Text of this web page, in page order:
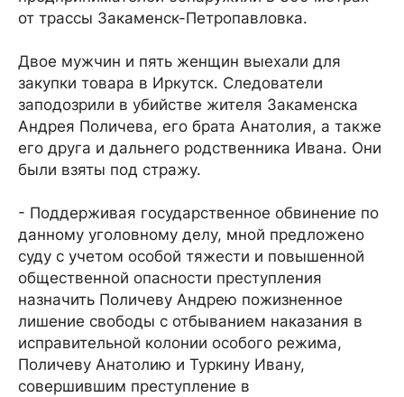
от трассы Закаменск-Петропавловка.
Двое мужчин и пять женщин выехали для
закупки товара в Иркутск. Следователи
заподозрили в убийстве жителя Закаменска
Андрея Поличева, его брата Анатолия, а также
его друга и дальнего родственника Ивана. Они
были взяты под стражу.
- Поддерживая государственное обвинение по
данному уголовному делу, мной предложено
суду с учетом особой тяжести и повышенной
общественной опасности преступления
назначить Поличеву Андрею пожизненное
лишение свободы с отбыванием наказания в
исправительной колонии особого режима,
Поличеву Анатолию и Туркину Ивану,
совершившим преступление в